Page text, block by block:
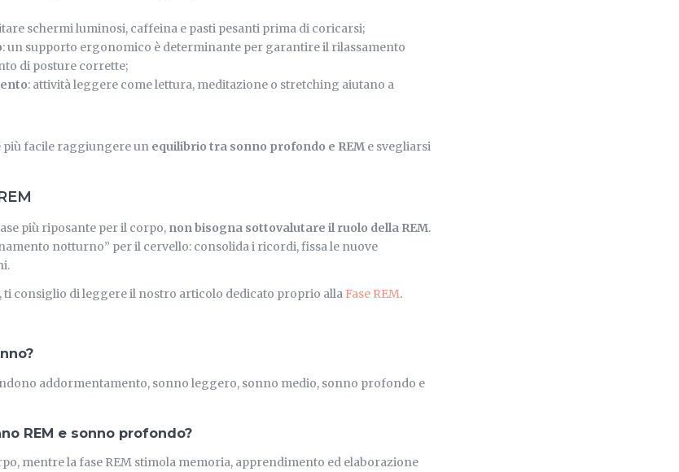
schermi luminosi, caffeina e pasti pesanti prima di coricarsi;
: un supporto ergonomico è determinante per garantire il rilassamento
di posture corrette;
: attività leggere come lettura, meditazione o stretching aiutano a
più facile raggiungere un equilibrio tra sonno profondo e REM e svegliarsi
più riposante per il corpo, non bisogna sottovalutare il ruolo della REM.
notturno” per il cervello: consolida i ricordi, fissa le nuove
ti consiglio di leggere il nostro articolo dedicato proprio alla Fase REM.
addormentamento, sonno leggero, sonno medio, sonno profondo e
REM e sonno profondo?
mentre la fase REM stimola memoria, apprendimento ed elaborazione